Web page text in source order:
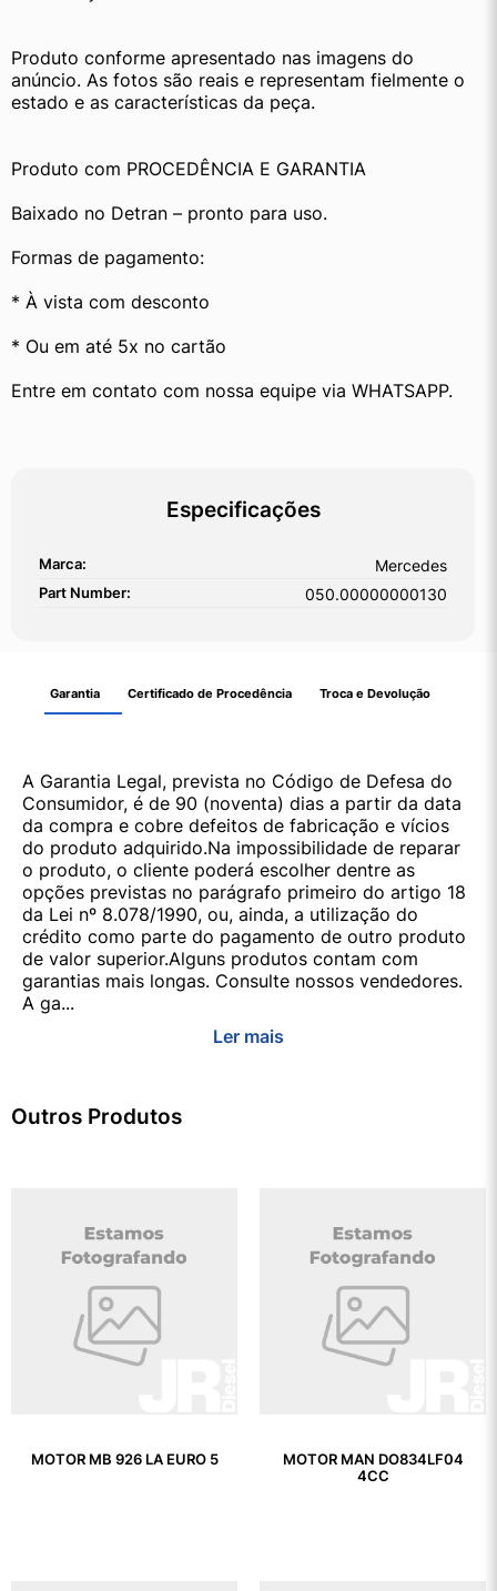
Produto conforme apresentado nas imagens do
anúncio. As fotos são reais e representam fielmente o
estado e as características da peça.
Produto com PROCEDÊNCIA E GARANTIA
Baixado no Detran – pronto para uso.
Formas de pagamento:
* À vista com desconto
* Ou em até 5x no cartão
Entre em contato com nossa equipe via WHATSAPP.
Especificações
Marca: Mercedes
Part Number: 050.00000000130
Garantia Certificado de Procedência Troca e Devolução
A Garantia Legal, prevista no Código de Defesa do
Consumidor, é de 90 (noventa) dias a partir da data
da compra e cobre defeitos de fabricação e vícios
do produto adquirido.Na impossibilidade de reparar
o produto, o cliente poderá escolher dentre as
opções previstas no parágrafo primeiro do artigo 18
da Lei nº 8.078/1990, ou, ainda, a utilização do
crédito como parte do pagamento de outro produto
de valor superior.Alguns produtos contam com
garantias mais longas. Consulte nossos vendedores.
A ga...
Ler mais
Outros Produtos
MOTOR MB 926 LA EURO 5
MOTOR MAN DO834LF04
4CC